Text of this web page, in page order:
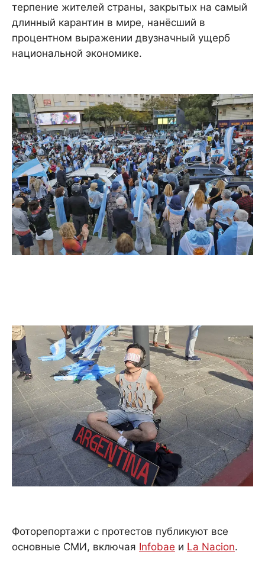
терпение жителей страны, закрытых на самый
длинный карантин в мире, нанёсший в
процентном выражении двузначный ущерб
национальной экономике.
Фоторепортажи с протестов публикуют все
основные СМИ, включая Infobae и La Nacion.